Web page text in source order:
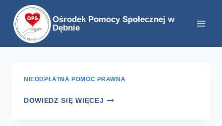
Przejdź
treści
Ośrodek Pomocy Społecznej w
Dębnie
NIEODPŁATNA POMOC PRAWNA
DOWIEDZ SIĘ WIĘCEJ